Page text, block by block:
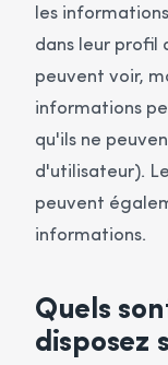
les
dans leur profil
peuvent voir,
informations
qu'ils ne
d'utilisateur).
peuvent
informations.
Quels
disposez